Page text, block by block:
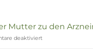
Mutter zu den
deaktiviert